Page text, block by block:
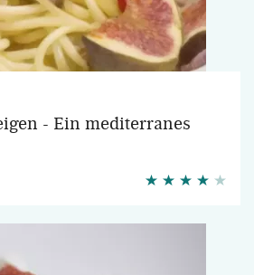
- Ein mediterranes